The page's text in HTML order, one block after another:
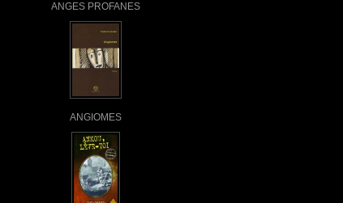
ANGES PROFANES
ANGIOMES